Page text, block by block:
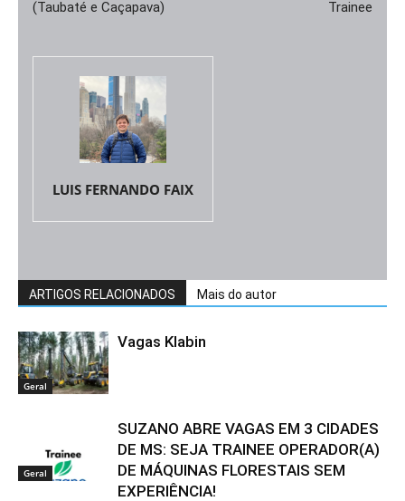
(Taubaté e Caçapava) Trainee
LUIS FERNANDO FAIX
ARTIGOS RELACIONADOS Mais do autor
Geral
Vagas Klabin
Geral
SUZANO ABRE VAGAS EM 3 CIDADES
DE MS: SEJA TRAINEE OPERADOR(A)
DE MÁQUINAS FLORESTAIS SEM
EXPERIÊNCIA!